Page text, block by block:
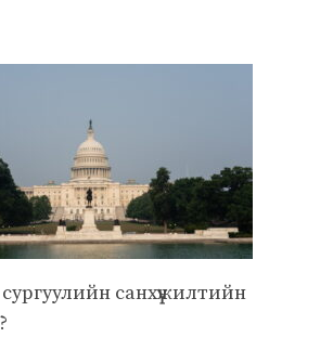
санхүүжилтийн